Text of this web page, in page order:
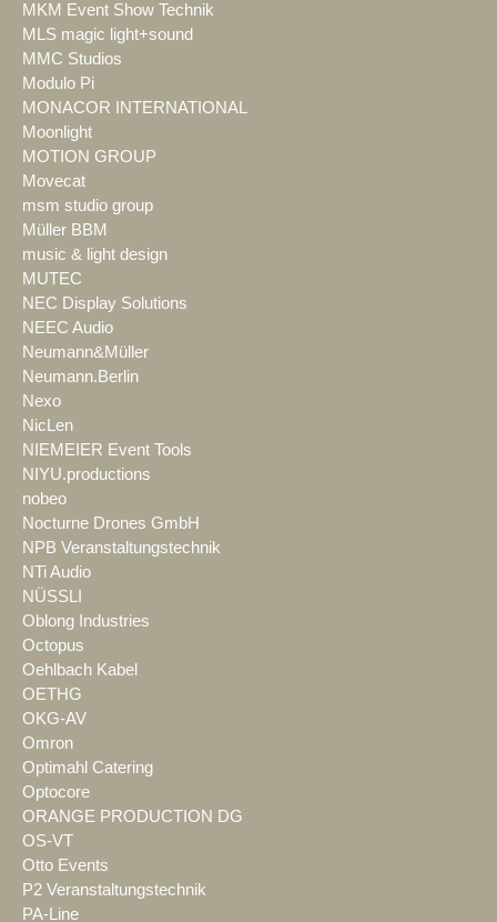
MKM Event Show Technik
MLS magic light+sound
MMC Studios
Modulo Pi
MONACOR INTERNATIONAL
Moonlight
MOTION GROUP
Movecat
msm studio group
Müller BBM
music & light design
MUTEC
NEC Display Solutions
NEEC Audio
Neumann&Müller
Neumann.Berlin
Nexo
NicLen
NIEMEIER Event Tools
NIYU.productions
nobeo
Nocturne Drones GmbH
NPB Veranstaltungstechnik
NTi Audio
NÜSSLI
Oblong Industries
Octopus
Oehlbach Kabel
OETHG
OKG-AV
Omron
Optimahl Catering
Optocore
ORANGE PRODUCTION DG
OS-VT
Otto Events
P2 Veranstaltungstechnik
PA-Line